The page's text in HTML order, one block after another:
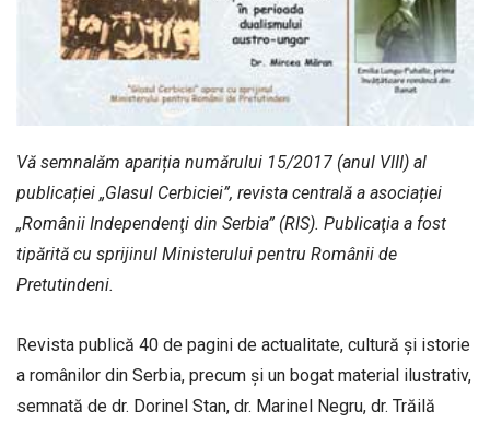
Vă semnalăm apariția numărului 15/2017 (anul VIII) al
publicației „Glasul Cerbiciei”, revista centrală a asociației
„Românii Independenţi din Serbia” (RIS). Publicaţia a fost
tipărită cu sprijinul Ministerului pentru Românii de
Pretutindeni.
Revista publică 40 de pagini de actualitate, cultură şi istorie
a românilor din Serbia, precum şi un bogat material ilustrativ,
semnată de dr. Dorinel Stan, dr. Marinel Negru, dr. Trăilă